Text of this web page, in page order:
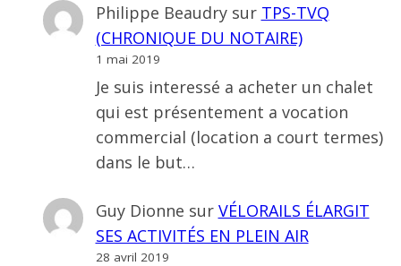
Philippe Beaudrysur TPS-TVQ
(CHRONIQUE DU NOTAIRE)
1 mai 2019
Je suis interessé a acheter un chalet
qui est présentement a vocation
commercial (location a court termes)
dans le but…
Guy Dionne sur VÉLORAILS ÉLARGIT
SES ACTIVITÉS EN PLEIN AIR
28 avril 2019